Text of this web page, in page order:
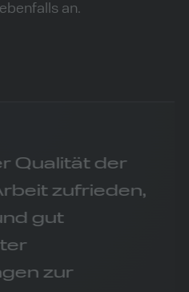
an.
der
zufrieden,
gut
zur